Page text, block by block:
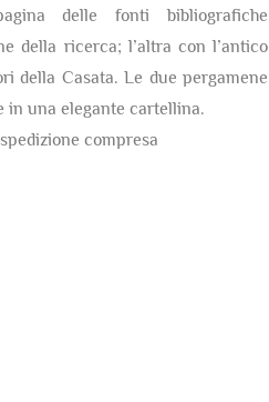
delle fonti bibliografiche
della ricerca; l’altra con l’antico
della Casata. Le due pergamene
in una elegante cartellina.
spedizione compresa